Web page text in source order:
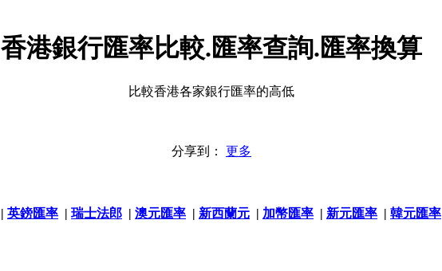
香港銀行匯率比較.匯率查詢.匯率換算
比較香港各家銀行匯率的高低
分享到： 更多
| 英鎊匯率 | 瑞士法郎 | 澳元匯率 | 新西蘭元 | 加幣匯率 | 新元匯率 | 韓元匯率